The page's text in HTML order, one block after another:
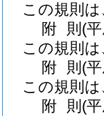
この規則
附 則 (
この規則
附 則 (
この規則
附 則 (